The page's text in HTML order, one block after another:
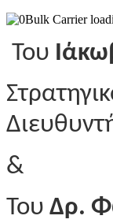
Του
&
Του Δρ.